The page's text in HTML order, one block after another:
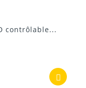
contrôlable...